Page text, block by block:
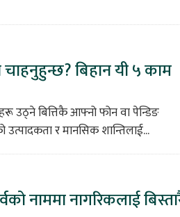
चाहनुहुन्छ? बिहान यी ५ काम
उठ्ने बित्तिकै आफ्नो फोन वा पेन्डिङ
र मानसिक शान्तिलाई...
नाममा नागरिकलाई